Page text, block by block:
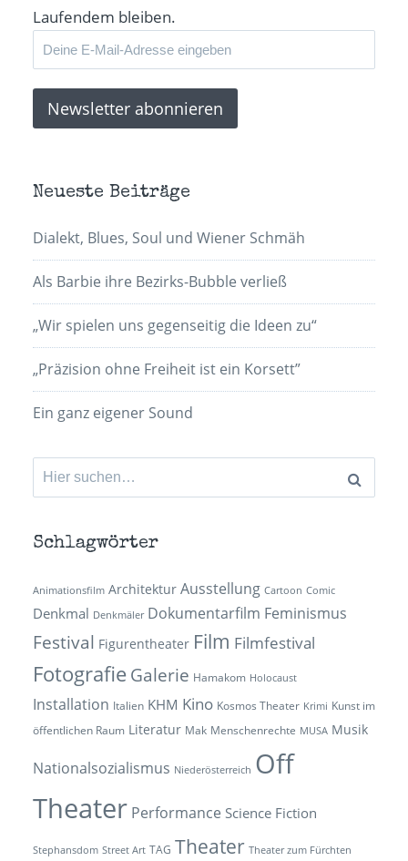
Laufendem bleiben.
Neueste Beiträge
Dialekt, Blues, Soul und Wiener Schmäh
Als Barbie ihre Bezirks-Bubble verließ
„Wir spielen uns gegenseitig die Ideen zu“
„Präzision ohne Freiheit ist ein Korsett”
Ein ganz eigener Sound
Suchen
nach:
Schlagwörter
Animationsfilm Architektur Ausstellung Cartoon Comic
Denkmal Denkmäler Dokumentarfilm Feminismus
Festival Figurentheater Film Filmfestival
Fotografie Galerie Hamakom Holocaust
Installation Italien KHM Kino Kosmos Theater Krimi Kunst im
öffentlichen Raum Literatur Mak Menschenrechte MUSA Musik
Nationalsozialismus Niederösterreich Off
Theater Performance Science Fiction
Stephansdom Street Art TAG Theater Theater zum Fürchten